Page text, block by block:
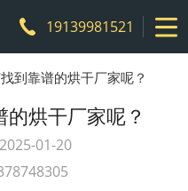
19139981521
到靠谱的烘干厂家呢？
烘干厂家呢？
01-20